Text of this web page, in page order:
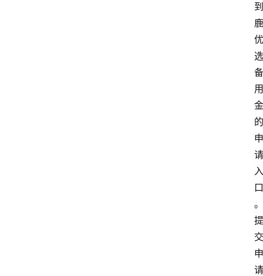
到
鹿
优
选
备
用
金
的
申
请
入
口
。
提
交
申
请